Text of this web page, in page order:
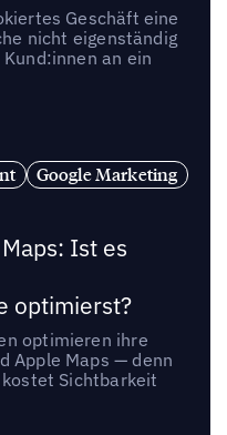
Geschäft eine
nicht eigenständig
an ein
Google Marketing
Ist es
optimierst?
optimieren ihre
Apple Maps — denn
Sichtbarkeit